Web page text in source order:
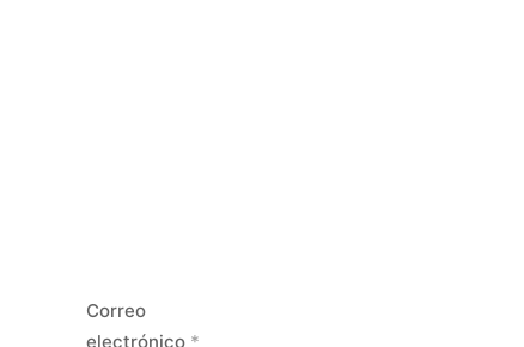
Correo
electrónico *